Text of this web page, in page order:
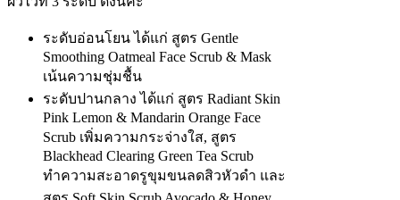
ระดับอ่อนโยน ได้แก่ สูตร Gentle
Smoothing Oatmeal Face Scrub & Mask
เน้นความชุ่มชื้น
ระดับปานกลาง ได้แก่ สูตร Radiant Skin
Pink Lemon & Mandarin Orange Face
Scrub เพิ่มความกระจ่างใส, สูตร
Blackhead Clearing Green Tea Scrub
ทำความสะอาดรูขุมขนลดสิวหัวดำ และ